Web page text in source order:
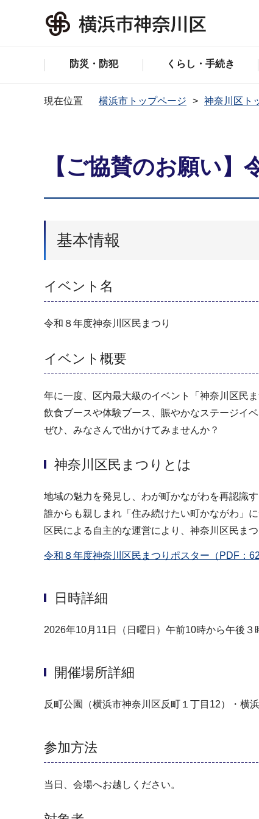
防災・防犯 くらし・手続き
現在位置 横浜市トップページ 神奈川区ト
【ご協賛のお願い
基本情報
イベント名
令和８年度神奈川区民まつり
イベント概要
年に一度、区内最大級のイベント「神奈川区民
飲食ブースや体験ブース、賑やかなステージイ
ぜひ、みなさんで出かけてみませんか？
神奈川区民まつりとは
地域の魅力を発見し、わが町かながわを再認識
誰からも親しまれ「住み続けたい町かながわ」
区民による自主的な運営により、神奈川区民ま
令和８年度神奈川区民まつりポスター（PDF：
日時詳細
2026年10月11日（日曜日）午前10時から午後３
開催場所詳細
反町公園（横浜市神奈川区反町１丁目12）・横
参加方法
当日、会場へお越しください。